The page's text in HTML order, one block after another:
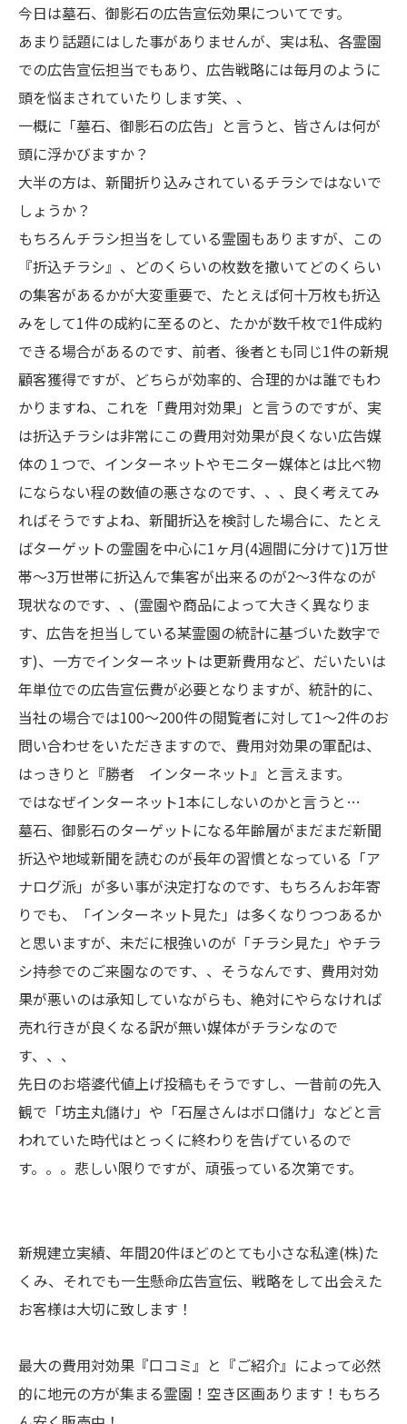
今日は墓石、御影石の広告宣伝効果についてです。
あまり話題にはした事がありませんが、実は私、各霊園
での広告宣伝担当でもあり、広告戦略には毎月のように
頭を悩まされていたりします笑、、
一概に「墓石、御影石の広告」と言うと、皆さんは何が
頭に浮かびますか？
大半の方は、新聞折り込みされているチラシではないで
しょうか？
もちろんチラシ担当をしている霊園もありますが、この
『折込チラシ』、どのくらいの枚数を撒いてどのくらい
の集客があるかが大変重要で、たとえば何十万枚も折込
みをして1件の成約に至るのと、たかが数千枚で1件成約
できる場合があるのです、前者、後者とも同じ1件の新規
顧客獲得ですが、どちらが効率的、合理的かは誰でもわ
かりますね、これを「費用対効果」と言うのですが、実
は折込チラシは非常にこの費用対効果が良くない広告媒
体の１つで、インターネットやモニター媒体とは比べ物
にならない程の数値の悪さなのです、、、良く考えてみ
ればそうですよね、新聞折込を検討した場合に、たとえ
ばターゲットの霊園を中心に1ヶ月(4週間に分けて)1万世
帯～3万世帯に折込んで集客が出来るのが2～3件なのが
現状なのです、、(霊園や商品によって大きく異なりま
す、広告を担当している某霊園の統計に基づいた数字で
す)、一方でインターネットは更新費用など、だいたいは
年単位での広告宣伝費が必要となりますが、統計的に、
当社の場合では100～200件の閲覧者に対して1～2件のお
問い合わせをいただきますので、費用対効果の軍配は、
はっきりと『勝者 インターネット』と言えます。
ではなぜインターネット1本にしないのかと言うと…
墓石、御影石のターゲットになる年齢層がまだまだ新聞
折込や地域新聞を読むのが長年の習慣となっている「ア
ナログ派」が多い事が決定打なのです、もちろんお年寄
りでも、「インターネット見た」は多くなりつつあるか
と思いますが、未だに根強いのが「チラシ見た」やチラ
シ持参でのご来園なのです、、そうなんです、費用対効
果が悪いのは承知していながらも、絶対にやらなければ
売れ行きが良くなる訳が無い媒体がチラシなので
す、、、
先日のお塔婆代値上げ投稿もそうですし、一昔前の先入
観で「坊主丸儲け」や「石屋さんはボロ儲け」などと言
われていた時代はとっくに終わりを告げているので
す。。。悲しい限りですが、頑張っている次第です。
新規建立実績、年間20件ほどのとても小さな私達(株)た
くみ、それでも一生懸命広告宣伝、戦略をして出会えた
お客様は大切に致します！
最大の費用対効果『口コミ』と『ご紹介』によって必然
的に地元の方が集まる霊園！空き区画あります！もちろ